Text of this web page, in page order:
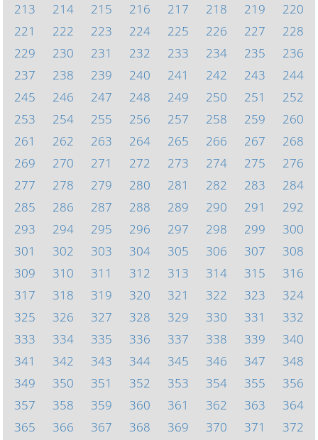
213
214 215 216 217 218 219
220
221
222 223 224 225 226 227
228
229
230 231 232 233 234 235
236
237
238 239 240 241 242 243
244
245
246 247 248 249 250 251
252
253
254 255 256 257 258 259
260
261
262 263 264 265 266 267
268
269
270 271 272 273 274 275
276
277
278 279 280 281 282 283
284
285
286 287 288 289 290 291
292
293
294 295 296 297 298 299
300
301
302 303 304 305 306 307
308
309
310 311 312 313 314 315
316
317
318 319 320 321 322 323
324
325
326 327 328 329 330 331
332
333
334 335 336 337 338 339
340
341
342 343 344 345 346 347
348
349
350 351 352 353 354 355
356
357
358 359 360 361 362 363
364
365
366 367 368 369 370 371 372